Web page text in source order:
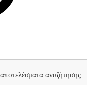
αναζήτησης